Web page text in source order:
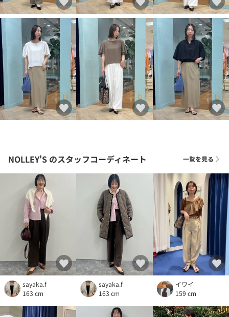
NOLLEY'S のスタッフコーディネート 一覧を見る
sayaka.f
163 cm
sayaka.f
163 cm
イワイ
159 cm